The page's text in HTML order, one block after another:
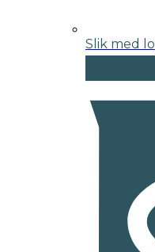
Slik med